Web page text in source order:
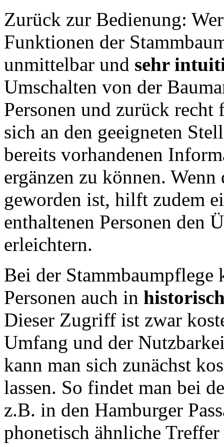
Zurück zur Bedienung:
Funktionen der
unmittelbar und sehr
Umschalten von der
Personen und zurück
sich an den geeigneten
bereits vorhandenen
ergänzen zu können.
geworden ist, hilft zudem
enthaltenen Personen den
erleichtern.
Bei der Stammbaumpflege
Personen auch in
Dieser Zugriff ist zwar
Umfang und der
kann man sich zunächst
lassen. So findet man bei
z.B. in den Hamburger
phonetisch ähnliche